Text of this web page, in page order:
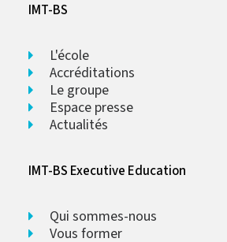
IMT-BS
L'école
Accréditations
Le groupe
Espace presse
Actualités
IMT-BS Executive Education
Qui sommes-nous
Vous former